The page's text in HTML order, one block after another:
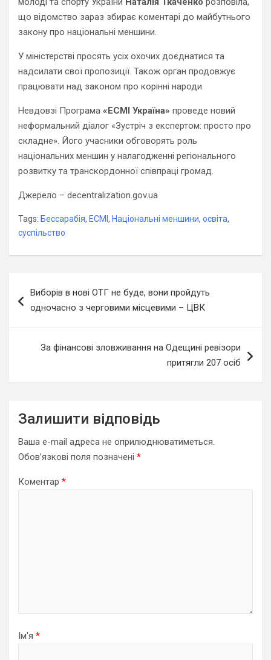
що відомство зараз збирає коментарі до майбутнього
закону про національні меншини.
У міністерстві просять усіх охочих доєднатися та
надсилати свої пропозиції. Також орган продовжує
працювати над законом про корінні народи.
Невдовзі Програма «ЕСМІ Україна» проведе новий
неформальний діалог «Зустріч з експертом: просто про
складне». Його учасники обговорять роль
національних меншин у налагодженні регіонального
розвитку та транскордонної співпраці громад.
Джерело – decentralization.gov.ua
Tags: Бессарабія, ЕСМІ , Національні меншини, освіта,
суспільство
записів
Виборів в нові ОТГ не буде, вони пройдуть
одночасно з черговими місцевими – ЦВК
За фінансові зловживання на Одещині ревізори
притягли 207 осіб
Залишити відповідь
Ваша e-mail адреса не оприлюднюватиметься.
Обов’язкові поля позначені *
Коментар *
Ім'я *